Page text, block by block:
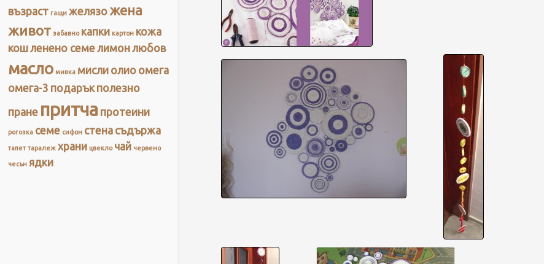
възраст гащи желязо жена
живот забавно капки картон кожа
кошленено семелимонлюбов
масло мивка мисли олио омега
омега-3 подарък полезно
пране притча протеини
рогозка семе сифон стена съдържа
тапет таралеж храни цвекло чай червено
чесън ядки